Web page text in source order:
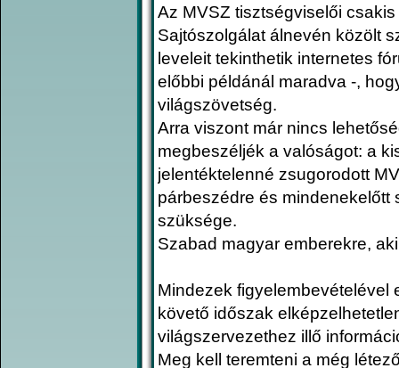
Az MVSZ tisztségviselői
Sajtószolgálat álnevén közölt
leveleit tekinthetik internetes
előbbi példánál maradva -,
világszövetség.
Arra viszont már nincs
megbeszéljék a valóságot: a
jelentéktelenné zsugorodott
párbeszédre és mindenekelőtt
szüksége.
Szabad magyar emberekre,
Mindezek figyelembevételével
követő időszak
világszervezethez illő
Meg kell teremteni a még